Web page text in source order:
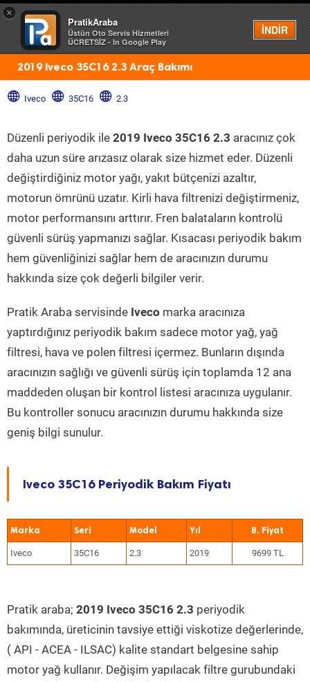
×
PratikAraba
Üstün Oto Servis Hizmetleri
ÜCRETSİZ - In Google Play
İNDİR
Menü
2019 Iveco 35C16 2.3 Araç Bakımı
Iveco 35C16 2.3
Düzenli periyodik ile 2019 Iveco 35C16 2.3 aracınız çok
daha uzun süre arızasız olarak size hizmet eder. Düzenli
değiştirdiğiniz motor yağı, yakıt bütçenizi azaltır,
motorun ömrünü uzatır. Kirli hava filtrenizi değiştirmeniz,
motor performansını arttırır. Fren balataların kontrolü
güvenli sürüş yapmanızı sağlar. Kısacası periyodik bakım
hem güvenliğinizi sağlar hem de aracınızın durumu
hakkında size çok değerli bilgiler verir.
Pratik Araba servisinde Iveco marka aracınıza
yaptırdığınız periyodik bakım sadece motor yağ, yağ
filtresi, hava ve polen filtresi içermez. Bunların dışında
aracınızın sağlığı ve güvenli sürüş için toplamda 12 ana
maddeden oluşan bir kontrol listesi aracınıza uygulanır.
Bu kontroller sonucu aracınızın durumu hakkında size
geniş bilgi sunulur.
Iveco 35C16 Periyodik Bakım Fiyatı
Marka Seri Model Yıl
Iveco 35C16 2.3 2019 9699 TL
Pratik araba; 2019 Iveco 35C16 2.3 periyodik
bakımında, üreticinin tavsiye ettiği viskotize değerlerinde,
( API - ACEA - ILSAC) kalite standart belgesine sahip
motor yağ kullanır. Değişim yapılacak filtre gurubundaki